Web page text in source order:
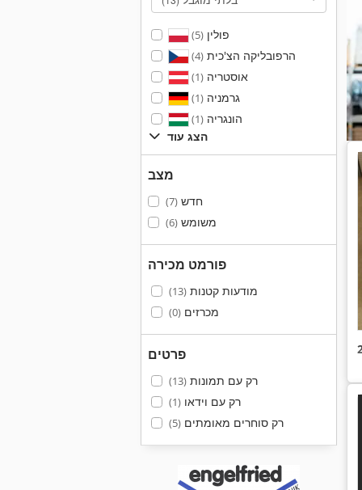
פולין(5)
הרפובליקה הצ'כית(4)
אוסטריה(1)
גרמניה(1)
הונגריה(1)
הצג עוד
מצב
חדש(7)
משומש(6)
פורמט מכירה
מודעות קטנות(13)
מכרזים(0)
פרטים
רק עם תמונות(13)
רק עם וידאו(1)
רק סוחרים מאומתים(5)